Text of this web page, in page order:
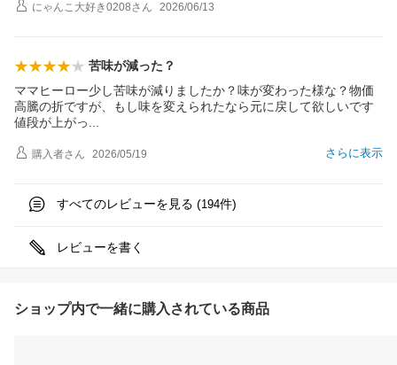
にゃんこ大好き0208さん 2026/06/13
苦味が減った？
ママヒーロー少し苦味が減りましたか？味が変わった様な？物価
高騰の折ですが、もし味を変えられたなら元に戻して欲しいです
値段が上がっ
さらに表示
購入者さん 2026/05/19
すべてのレビューを見る (194件)
レビューを書く
ショップ内で一緒に購入されている商品